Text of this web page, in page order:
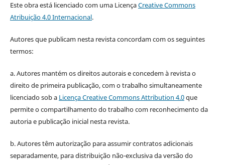
Este obra está licenciado com uma LicençaCreative Commons
Atribuição 4.0 Internacional.
Autores que publicam nesta revista concordam com os seguintes
termos:
a. Autores mantém os direitos autorais e concedem à revista o
direito de primeira publicação, com o trabalho simultaneamente
licenciado sob a Licença Creative Commons Attribution 4.0que
permite o compartilhamento do trabalho com reconhecimento da
autoria e publicação inicial nesta revista.
b. Autores têm autorização para assumir contratos adicionais
separadamente, para distribuição não-exclusiva da versão do